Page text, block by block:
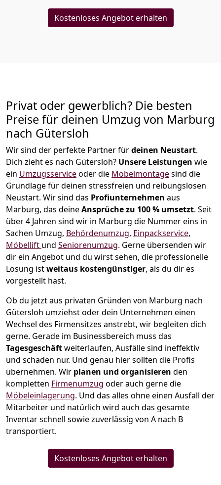
Kostenloses Angebot erhalten
Privat oder gewerblich? Die besten
Preise für deinen Umzug von Marburg
nach Gütersloh
Wir sind der perfekte Partner fürdeinen Neustart.
Dich zieht es nach Gütersloh? Unsere Leistungen wie
ein Umzugsserviceoder die Möbelmontagesind die
Grundlage für deinen stressfreien und reibungslosen
Neustart. Wir sind das Profiunternehmen aus
Marburg, das deineAnsprüche zu 100 % umsetzt. Seit
über 4 Jahren sind wir in Marburg die Nummer eins in
Sachen Umzug, Behördenumzug, Einpackservice,
Möbellift und Seniorenumzug. Gerne übersenden wir
dir ein Angebot und du wirst sehen, die professionelle
Lösung istweitaus kostengünstiger, als du dir es
vorgestellt hast.
Ob du jetzt aus privaten Gründen von Marburg nach
Gütersloh umziehst oder dein Unternehmen einen
Wechsel des Firmensitzes anstrebt, wir begleiten dich
gerne. Gerade im Businessbereich muss das
Tagesgeschäftweiterlaufen, Ausfälle sind ineffektiv
und schaden nur. Und genau hier sollten die Profis
übernehmen. Wir planen und organisieren den
kompletten Firmenumzug oder auch gerne die
Möbeleinlagerung. Und das alles ohne einen Ausfall der
Mitarbeiter und natürlich wird auch das gesamte
Inventar schnell sowie zuverlässig von A nach B
transportiert.
Kostenloses Angebot erhalten